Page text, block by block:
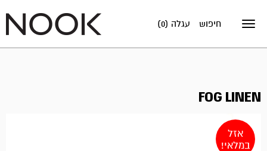
Toggle
עגלה (0) חיפוש
FOG LINEN
אזל
במלאי!